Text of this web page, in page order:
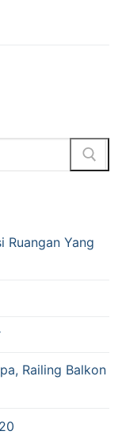
Ruangan Yang
Railing Balkon